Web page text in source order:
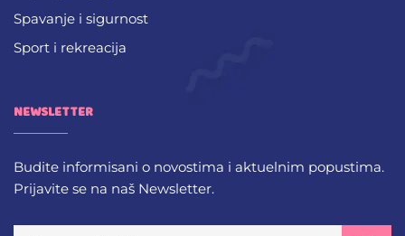
Spavanje i sigurnost
Sport i rekreacija
NEWSLETTER
Budite informisani o novostima i aktuelnim popustima.
Prijavite se na naš Newsletter.